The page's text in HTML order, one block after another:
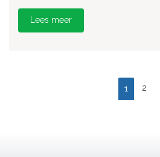
Lees meer
1 2